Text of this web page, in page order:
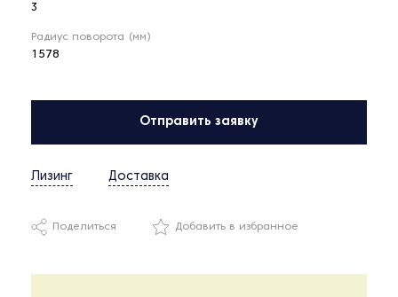
3
Радиус поворота (мм)
1578
Отправить заявку
Лизинг Доставка
Поделиться Добавить в избранное